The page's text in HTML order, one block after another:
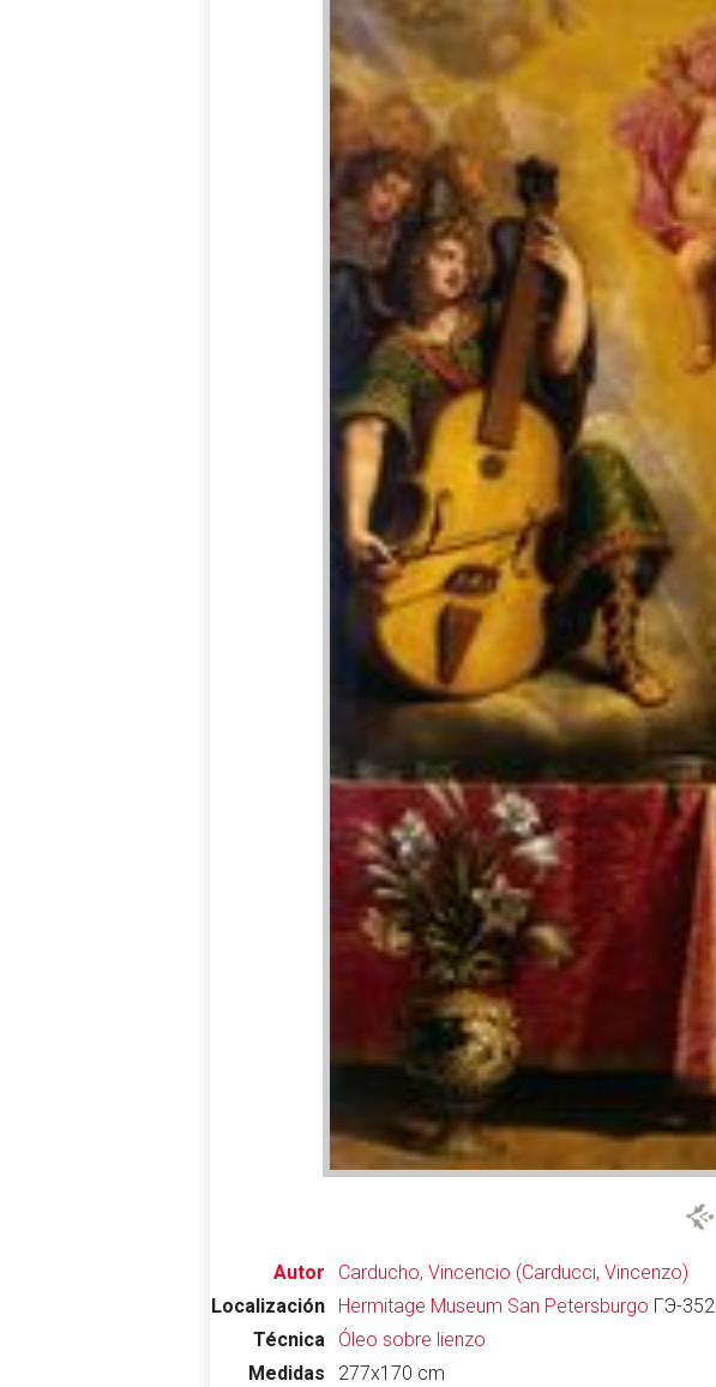
Abrir menú principal
Autor
Carducho, Vincencio (Carducci, Vincenzo)
Localización
Hermitage Museum San Petersburgo ГЭ-352
Técnica
Óleo sobre lienzo
Medidas
277x170 cm